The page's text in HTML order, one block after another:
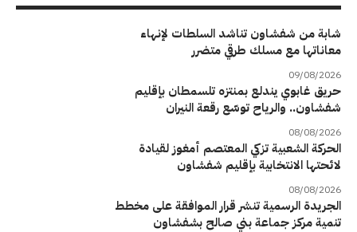
شابة من شفشاون تناشد السلطات لإنهاء
معاناتها مع مسلك طرقي متضرر
09/08/2026
حريق غابوي يندلع بمنتزه تلسمطان بإقليم
شفشاون.. والرياح توسّع رقعة النيران
08/08/2026
الحركة الشعبية تزكي المعتصم أمغوز لقيادة
لائحتها الانتخابية بإقليم شفشاون
08/08/2026
الجريدة الرسمية تنشر قرار الموافقة على مخطط
تنمية مركز جماعة بني صالح بشفشاون